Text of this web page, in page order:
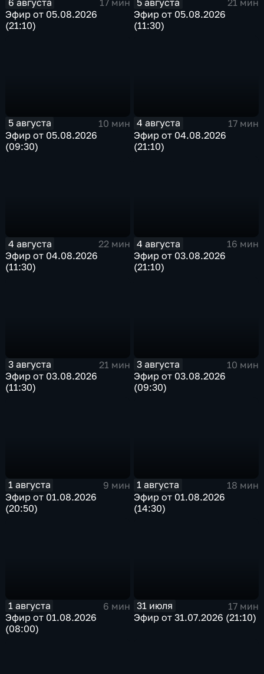
17 мин
Эфир от 05.08.2026
(21:10)
21 мин
Эфир от 05.08.2026
(11:30)
5 августа
10 мин
Эфир от 05.08.2026
(09:30)
4 августа
17 мин
Эфир от 04.08.2026
(21:10)
4 августа
22 мин
Эфир от 04.08.2026
(11:30)
4 августа
16 мин
Эфир от 03.08.2026
(21:10)
3 августа
21 мин
Эфир от 03.08.2026
(11:30)
3 августа
10 мин
Эфир от 03.08.2026
(09:30)
1 августа
9 мин
Эфир от 01.08.2026
(20:50)
1 августа
18 мин
Эфир от 01.08.2026
(14:30)
1 августа
6 мин
Эфир от 01.08.2026
(08:00)
31 июля
17 мин
Эфир от 31.07.2026 (21:10)